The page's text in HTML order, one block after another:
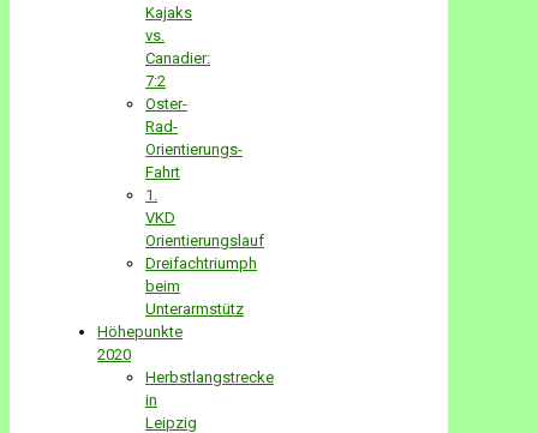
Kajaks
vs.
Canadier:
7:2
Oster-
Rad-
Orientierungs-
Fahrt
1.
VKD
Orientierungslauf
Dreifachtriumph
beim
Unterarmstütz
Höhepunkte
2020
Herbstlangstrecke
in
Leipzig